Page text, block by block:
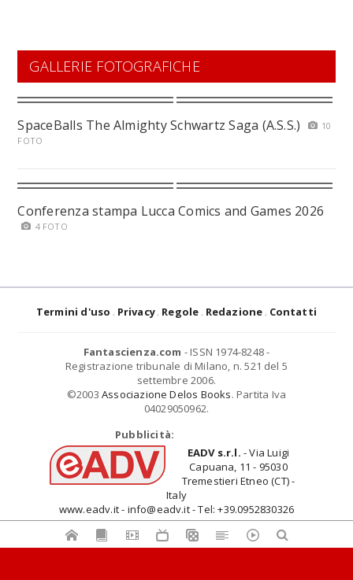
GALLERIE FOTOGRAFICHE
SpaceBalls The Almighty Schwartz Saga (A.S.S.)
10
FOTO
Conferenza stampa Lucca Comics and Games 2026
4 FOTO
Termini d'uso Privacy Regole Redazione Contatti
Fantascienza.com - ISSN 1974-8248 -
Registrazione tribunale di Milano, n. 521 del 5
settembre 2006.
©2003 Associazione Delos Books. Partita Iva
04029050962.
Pubblicità:
EADV s.r.l. - Via Luigi
Capuana, 11 - 95030
Tremestieri Etneo (CT) -
Italy
www.eadv.it - info@eadv.it - Tel: +39.0952830326